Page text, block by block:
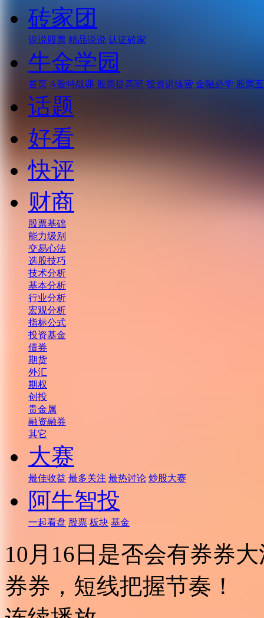
砖家团
说说股票 精品说说 认证砖家
牛金学园
首页 A股特战课 股票提高班 投资训练营 金融必学 股票
话题
好看
快评
财商
股票基础
能力级别
交易心法
选股技巧
技术分析
基本分析
行业分析
宏观分析
指标公式
投资基金
债券
期货
外汇
期权
创投
贵金属
融资融券
其它
大赛
最佳收益 最多关注 最热讨论 炒股大赛
阿牛智投
一起看盘 股票 板块 基金
10月16日是否会有券券
券券，短线把握节奏！